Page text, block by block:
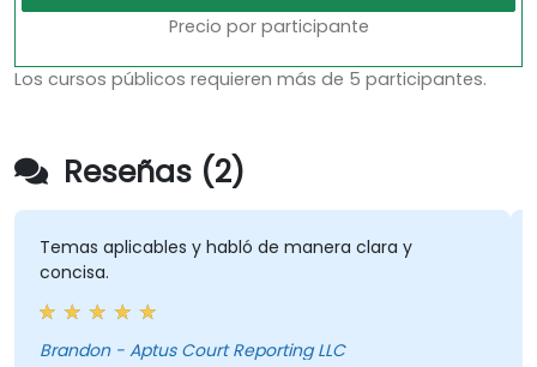
Precio por participante
Los cursos públicos requieren más de 5 participantes.
Reseñas (2)
Temas aplicables y habló de manera clara y
concisa.
Brandon - Aptus Court Reporting LLC